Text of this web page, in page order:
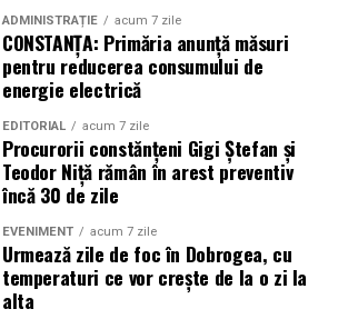
ADMINISTRAȚIE acum 7 zile
CONSTANȚA: Primăria anunță măsuri
pentru reducerea consumului de
energie electrică
EDITORIAL acum 7 zile
Procurorii constănțeni Gigi Ștefan și
Teodor Niță rămân în arest preventiv
încă 30 de zile
EVENIMENT acum 7 zile
Urmează zile de foc în Dobrogea, cu
temperaturi ce vor crește de la o zi la
alta